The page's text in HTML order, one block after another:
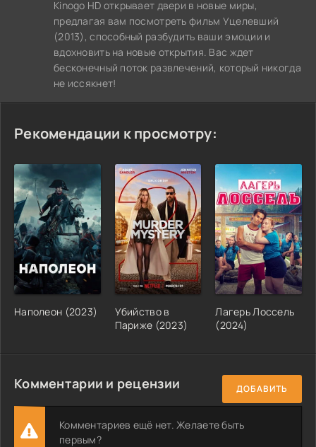
Kinogo HD открывает двери в новые миры,
предлагая вам посмотреть фильм Уцелевший
(2013), способный разбудить ваши эмоции и
вдохновить на новые открытия. Вас ждет
бесконечный поток развлечений, который никогда
не иссякнет!
Рекомендации к просмотру:
Наполеон (2023)
Убийство в
Париже (2023)
Лагерь Лоссель
(2024)
Комментарии и рецензии ДОБАВИТЬ
Комментариев ещё нет. Желаете быть
первым?